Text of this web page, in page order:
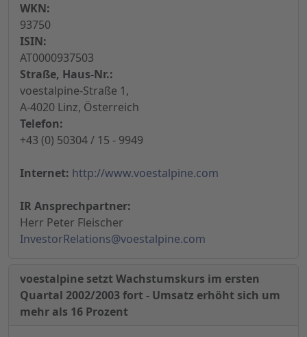
WKN:
93750
ISIN:
AT0000937503
Straße, Haus-Nr.:
voestalpine-Straße 1,
A-4020 Linz, Österreich
Telefon:
+43 (0) 50304 / 15 - 9949
Internet: http://www.voestalpine.com
IR Ansprechpartner:
Herr Peter Fleischer
InvestorRelations@voestalpine.com
voestalpine setzt Wachstumskurs im ersten
Quartal 2002/2003 fort - Umsatz erhöht sich um
mehr als 16 Prozent